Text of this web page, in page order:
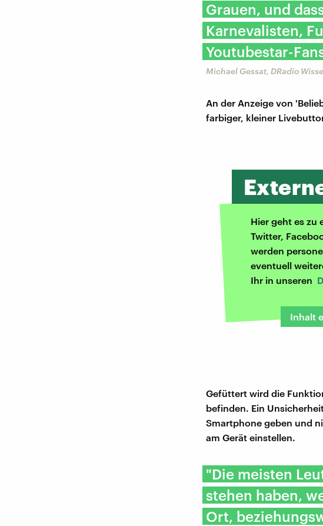
Grauen, und
Karnevalisten,
Youtubestar-
Michael Gessat, DRadio
An der Anzeige von
farbiger, kleiner
Hier geht es zu
Twitter,
werden
eventuell
Ihr in unseren
Inhalt
Gefüttert wird die
befinden. Ein
Smartphone geben und
am Gerät einstellen.
"Die meisten
stehen haben,
Ort,